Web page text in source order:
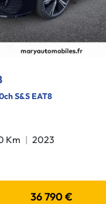
S&S EAT8
Km
2023
36 790 €